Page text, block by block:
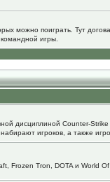
можно поиграть. Тут
игры.
дисциплиной Counter-Strike
игроков, а также
Frozen Tron, DOTA и World